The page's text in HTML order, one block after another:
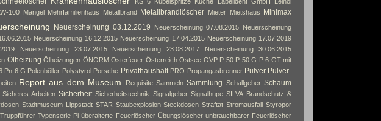
100 Mängel Mehrfamilienhaus Metallbrand Metallbrandlöscher Mieter Mietshaus Minimax
Neuerscheinung 03.12.2019 Neuerscheinung 07.08.2015 Neuerscheinung
Neuerscheinung 16.12.2015 Neuerscheinung 17.04.2015 Neuerscheinung 17.07.2019
Neuerscheinung 23.07.2015 Neuerscheinung 23.08.2017
Neuerscheinung 30.06.2015
Ölheizung Ölheizungen ÖNORM Osterfeuer Österreich Ostsee OVP P 50 P 50 G P 6 GT mit
Pn 6 G Polenböller Polystyrol Porsche Privathaushalt PRO Propangasbrenner Pulver Pulver-
Report aus dem Museum Requisite Sammeln Sammlung Schallgeber Schaum
Sicheres Arbeiten Sicherheit Sicherheitstechnik Signalgeber Signalhupe SILVA Brandschutz &
Stadtmuseum Lippstadt STAR Staubexplosion Steckdosen Straftat Stromausfall Styropor
Truppführer Typenserie Pi überalterte Feuerlöscher Übungslöscher unbrauchbarer Feuerlöscher